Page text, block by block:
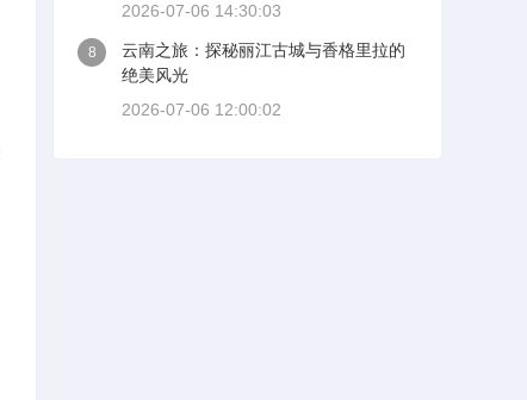
2026-07-06 14:30:03
8
云南之旅：探秘丽江古城与香格里拉的
绝美风光
2026-07-06 12:00:02